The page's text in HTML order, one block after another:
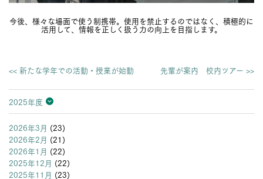
今後、様々な場面で使う制携帯。使用を禁止するのではなく、積極的に
活用して、情報を正しく扱う力の向上を目指します。
<< 新たな学年での活動・授業が始動 先輩が案内 校内ツアー >>
2025年度
2026年度
2025年度
2024年度
2023年度
2022年度
2021年度
2020年度
2019年度
2018年度
2017年度
2016年度
2015年度
2014年度
2013年度
2026年3月 (23)
2026年2月 (21)
2026年1月 (22)
2025年12月 (22)
2025年11月 (23)